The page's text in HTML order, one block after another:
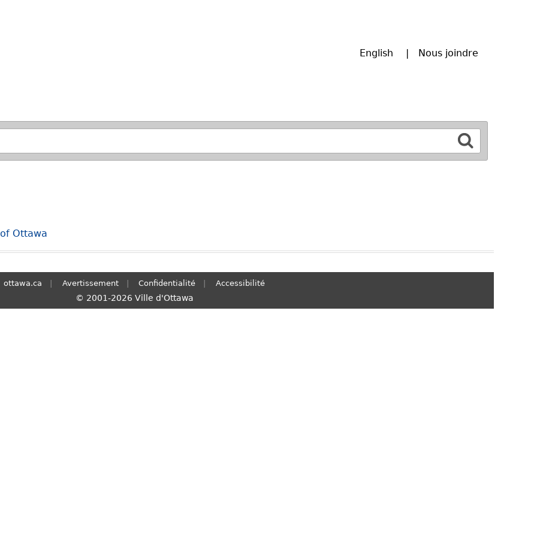
English Nous joindre
Ottawa
ottawa.ca Avertissement Confidentialité Accessibilité
© 2001-2026 Ville d'Ottawa